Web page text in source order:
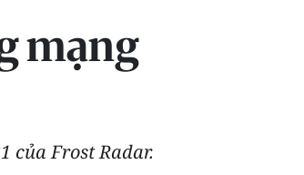
mạng
của Frost Radar.